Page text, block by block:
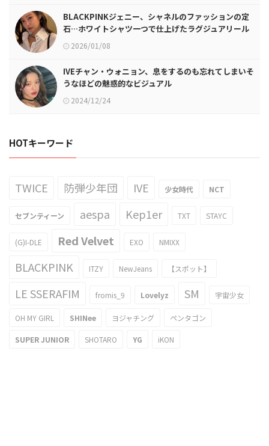
BLACKPINKジェニー、シャネルのファッションの定
石…ホワイトシャツ一つで仕上げたラグジュアリール
ック2026/01/08
IVEチャン・ウォニョン、息をするのも忘れてしまいそ
うなほどの魅惑的なビジュアル
2024/12/24
HOTキーワード
TWICE 防弾少年団 IVE 少女時代 NCT
セブンティーン aespa Kep1er TXT STAYC
(G)I-DLE Red Velvet EXO NMIXX
BLACKPINK ITZY NewJeans 【スポット】
LE SSERAFIM fromis_9 Lovelyz SM 宇宙少女
OH MY GIRL SHINee ヨジャチング ペンタゴン
SUPER JUNIOR SHOTARO YG iKON